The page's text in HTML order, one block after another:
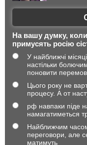
На вашу думку, коли
примусять росію
У найближчі
настільки
поновити
Цього року не
процесу. А от
рф навпаки піде
намагатиметься
Найближчим
переговори, але
матимуть